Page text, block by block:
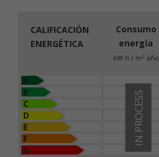
CALIFICACIÓN
ENERGÉTICA
Consumo
energía
kW h / m2 año
B
C
D
E
F
G
IN PROCESS